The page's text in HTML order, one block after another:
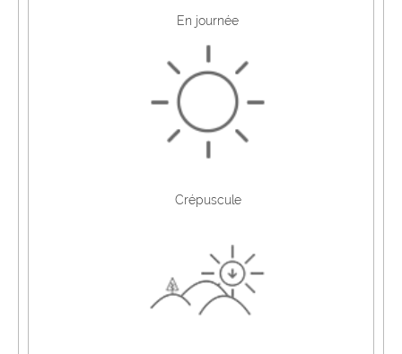
En journée
Crépuscule